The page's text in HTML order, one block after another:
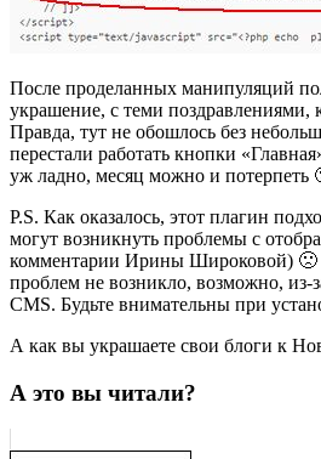
После проделанных манипуляций
украшение, с теми поздравлениями,
Правда, тут не обошлось без
перестали работать кнопки
уж ладно, месяц можно и потерпеть
P.S. Как оказалось, этот плагин
могут возникнуть проблемы с
комментарии Ирины Широковой)
проблем не возникло, возможно, из-
CMS. Будьте внимательны при
А как вы украшаете свои блоги к
А это вы читали?